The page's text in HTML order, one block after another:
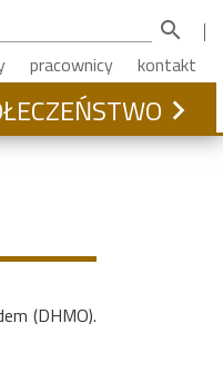
search
pracownicy kontakt
(DHMO).